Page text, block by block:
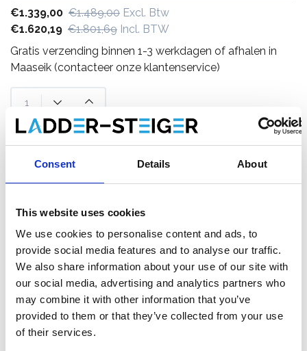
Consent Details About
This website uses cookies
We use cookies to personalise content and ads, to
provide social media features and to analyse our traffic.
We also share information about your use of our site with
our social media, advertising and analytics partners who
may combine it with other information that you’ve
provided to them or that they’ve collected from your use
of their services.
€1.339,00 €1.489,00 Excl. Btw
€1.620,19 €1.801,69 Incl. BTW
Gratis verzending binnen 1-3 werkdagen of afhalen in
Maaseik (contacteer onze klantenservice)
Toevoegen aan winkelwagen
Opslaan in favorieten
Product informatie Vergelijkbare producten